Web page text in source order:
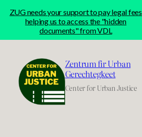
content
Zentrum fir Urban
Gerechtegkeet
Center for Urban Justice
ZUG needs your support to pay legal fees
helping us to access the "hidden
documents" from VDL